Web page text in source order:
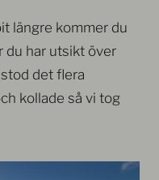
längre kommer du
du har utsikt över
det flera
kollade så vi tog